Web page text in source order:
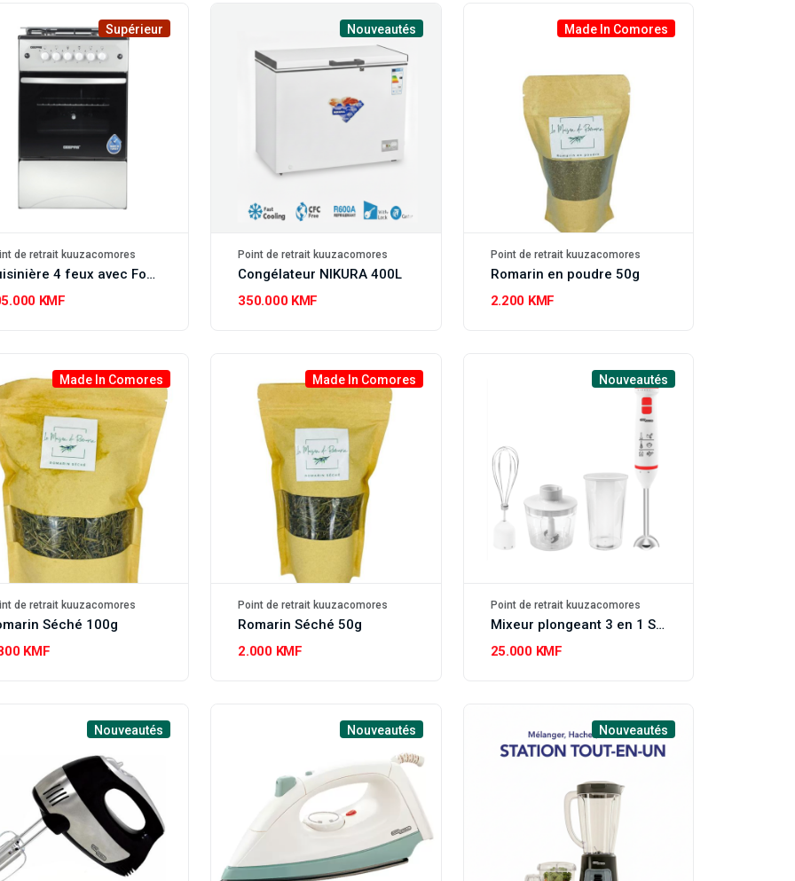
Supérieur
de retrait kuuzacomores
Cuisinière 4 feux avec Four GEEPAS
KMF
Nouveautés
Point de retrait kuuzacomores
Congélateur NIKURA 400L
350.000 KMF
Made In Comores
Point de retrait kuuzacomores
Romarin en poudre 50g
2.200 KMF
Made In Comores
de retrait kuuzacomores
Séché 100g
KMF
Made In Comores
Point de retrait kuuzacomores
Romarin Séché 50g
2.000 KMF
Nouveautés
Point de retrait kuuzacomores
Mixeur plongeant 3 en 1 Super Général SGHB196PD
25.000 KMF
Nouveautés Nouveautés Nouveautés